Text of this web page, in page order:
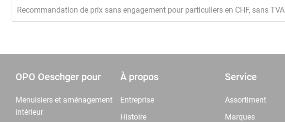
Recommandation de prix sans engagement pour particuliers en CHF, sans TVA
OPO Oeschger pour
Menuisiers et aménagement
intérieur
À propos
Entreprise
Histoire
Service
Assortiment
Marques